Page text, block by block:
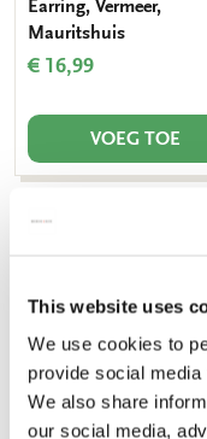
This website uses
We use cookies to
provide social
We also share
our social media,
Earring, Vermeer,
Mauritshuis
€ 16,99
VOEG TOE